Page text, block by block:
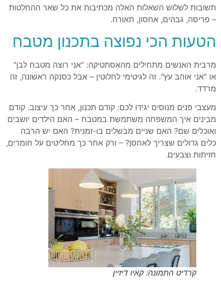
תשובות לשלוש השאלות האלה מכתיבות את כל שאר ההחלטות
– פריסה, גבהים, אחסון, תאורה.
הטעות הכי נפוצה בתכנון מטבח
מרבית האנשים מתחילים מהאסתטיקה: "אני רוצה מטבח לבן"
או "אני אוהב עץ". זה לגיטימי לחלוטין – אבל כסנקה ראשונה, זה
מרדד.
מעצבי פנים מנוסים יגידו לכם: קודם תכנון, אחר כך עיצוב. קודם
מבינים איך המשפחה משתמשת במטבח – האם הילדים יושבים
ואוכלים שם? האם שניים מבשלים בו-זמנית? האם יש הרבה
כלים גדולים שצריך לאחסן? – ורק אחר כך מחליטים על חומרים,
חזיתות וצבעים.
קרדיט התמונה: קאיו דיזיין